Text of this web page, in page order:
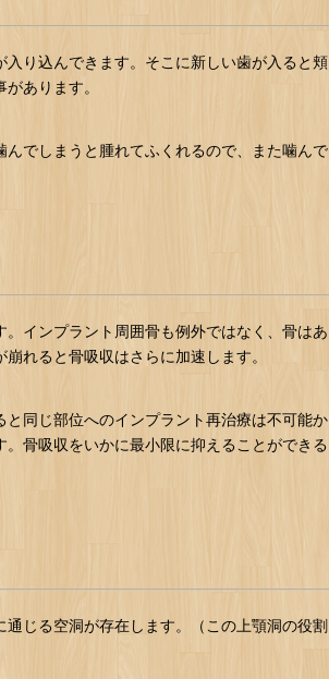
り込んできます。そこに新しい歯が入ると頬
あります。
でしまうと腫れてふくれるので、また噛んで
インプラント周囲骨も例外ではなく、骨はあ
れると骨吸収はさらに加速します。
同じ部位へのインプラント再治療は不可能か
骨吸収をいかに最小限に抑えることができる
じる空洞が存在します。（この上顎洞の役割